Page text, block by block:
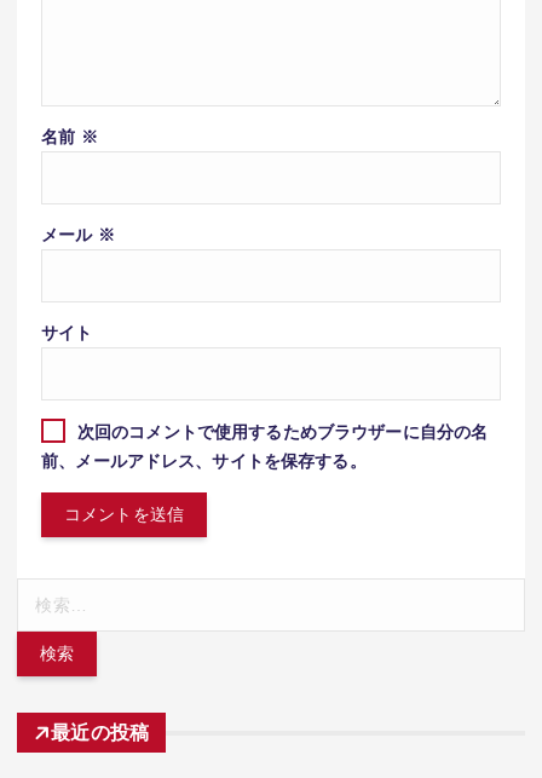
名前 ※
メール ※
サイト
次回のコメントで使用するためブラウザーに自分の名
前、メールアドレス、サイトを保存する。
最近の投稿